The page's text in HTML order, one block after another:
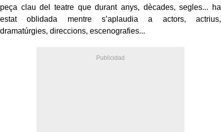
peça clau del teatre que durant anys, dècades, segles... ha
estat oblidada mentre s’aplaudia a actors, actrius,
dramatúrgies, direccions, escenografies...